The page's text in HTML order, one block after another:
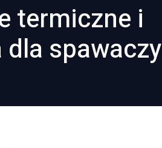
termiczne i
spawaczy